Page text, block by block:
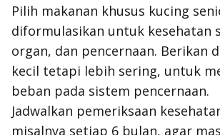
Pilih makanan khusus kucing
diformulasikan untuk kesehatan
organ, dan pencernaan. Berikan
kecil tetapi lebih sering, untuk
beban pada sistem pencernaan.
Jadwalkan pemeriksaan
misalnya setiap 6 bulan, agar